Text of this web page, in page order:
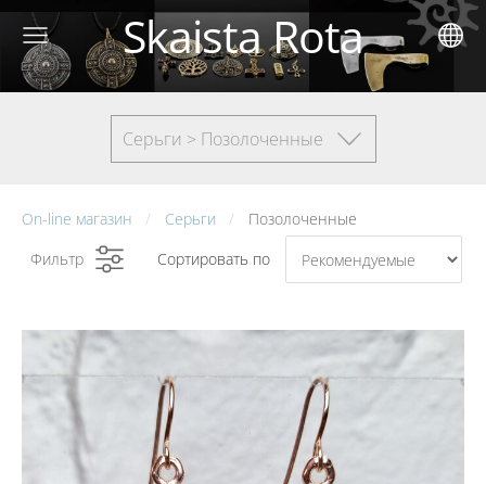
Skaista Rota
Серьги > Позолоченные
On-line магазин Серьги
Позолоченные
Фильтр
Сортировать по